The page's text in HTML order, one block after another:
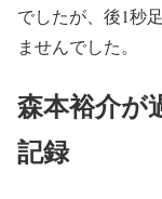
でしたが、後1秒
ませんでした。
森本裕介が
記録